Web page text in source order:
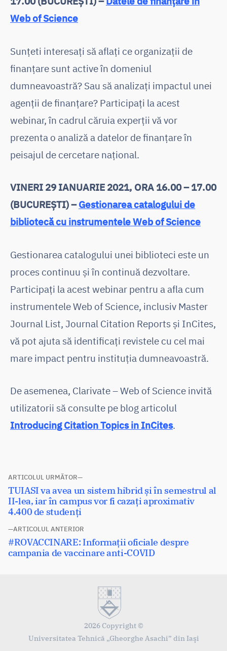
Web of Science
Sunţeti interesaţi să aflaţi ce organizații de
finanțare sunt active în domeniul
dumneavoastră? Sau să analizaţi impactul unei
agenții de finanțare? Participaţi la acest
webinar, în cadrul căruia experții vă vor
prezenta o analiză a datelor de finanțare în
peisajul de cercetare național.
VINERI 29 IANUARIE 2021, ORA 16.00 – 17.00
(BUCUREȘTI) –Gestionarea catalogului de
bibliotecă cu instrumentele Web of Science
Gestionarea catalogului unei biblioteci este un
proces continuu și în continuă dezvoltare.
Participaţi la acest webinar pentru a afla cum
instrumentele Web of Science, inclusiv Master
Journal List, Journal Citation Reports și InCites,
vă pot ajuta să identificaţi revistele cu cel mai
mare impact pentru instituția dumneavoastră.
De asemenea, Clarivate – Web of Science invită
utilizatorii să consulte pe blog articolul
Introducing Citation Topics in InCites.
Navigare
în
articole
ARTICOLUL ANTERIOR
Articolul
anterior:
#ROVACCINARE: Informații oficiale despre
campania de vaccinare anti-COVID
ARTICOLUL URMĂTOR
Articolul
următor:
TUIASI va avea un sistem hibrid și în semestrul al
II-lea, iar în campus vor fi cazați aproximativ
4.400 de studenți
2026 Copyright ©
Universitatea Tehnică „Gheorghe Asachi” din Iaşi